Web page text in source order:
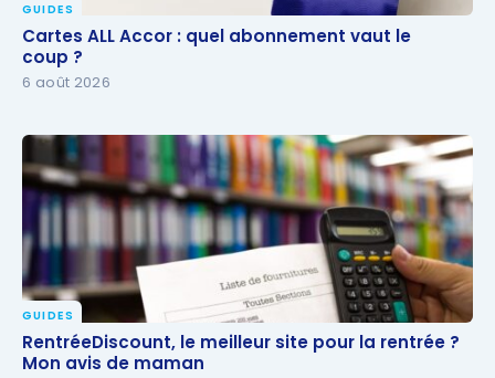
Cartes ALL Accor : quel abonnement vaut le coup ?
GUIDES
Cartes ALL Accor : quel abonnement vaut le
coup ?
6 août 2026
RentréeDiscount, le meilleur site pour la rentrée ?
Mon avis de maman
GUIDES
RentréeDiscount, le meilleur site pour la rentrée ?
Mon avis de maman